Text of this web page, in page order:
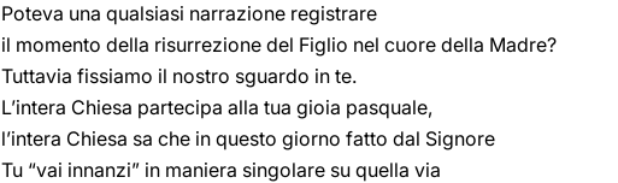
Poteva una qualsiasi narrazione registrare
il momento della risurrezione del Figlio nel cuore della Madre?
Tuttavia fissiamo il nostro sguardo in te.
L’intera Chiesa partecipa alla tua gioia pasquale,
l’intera Chiesa sa che in questo giorno fatto dal Signore
Tu “vai innanzi” in maniera singolare su quella via